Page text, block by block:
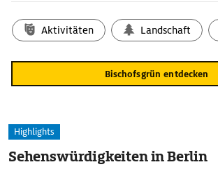
Aktivitäten Landschaft
Bischofsgrün entdecken
Highlights
Sehenswürdigkeiten in Berlin